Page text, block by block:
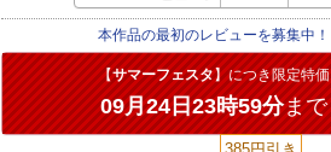
本作品の最初のレビューを募集中！
【サマーフェスタ】につき限定特価
09月24日23時59分まで